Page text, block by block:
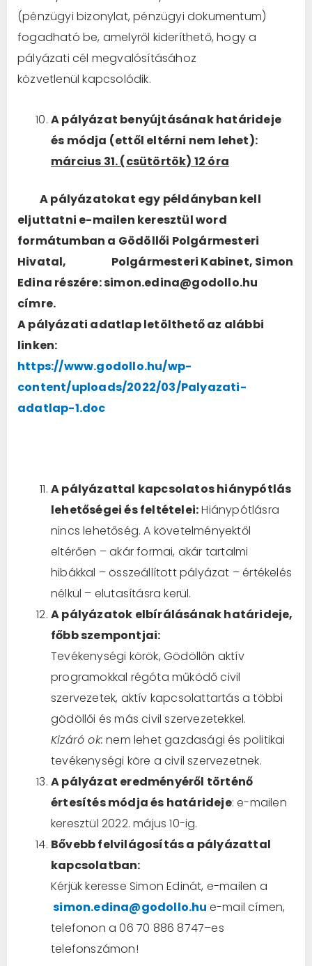
(pénzügyi bizonylat, pénzügyi dokumentum)
fogadható be, amelyről kideríthető, hogy a
pályázati cél megvalósításához
közvetlenül kapcsolódik.
A pályázat benyújtásának határideje
és módja (ettől eltérni nem lehet):
március 31. (csütörtök) 12 óra
A pályázatokat egy példányban kell
eljuttatni e-mailen keresztül word
formátumban a Gödöllői Polgármesteri
Hivatal, Polgármesteri Kabinet, Simon
Edina részére: simon.edina@godollo.hu
címre.
A pályázati adatlap letölthető az alábbi
linken:
https://www.godollo.hu/wp-
content/uploads/2022/03/Palyazati-
adatlap-1.doc
A pályázattal kapcsolatos hiánypótlás
lehetőségei és feltételei:Hiánypótlásra
nincs lehetőség. A követelményektől
eltérően – akár formai, akár tartalmi
hibákkal – összeállított pályázat – értékelés
nélkül – elutasításra kerül.
A pályázatok elbírálásának határideje,
főbb szempontjai:
Tevékenységi körök, Gödöllőn aktív
programokkal régóta működő civil
szervezetek, aktív kapcsolattartás a többi
gödöllői és más civil szervezetekkel.
Kizáró ok: nem lehet gazdasági és politikai
tevékenységi köre a civil szervezetnek.
A pályázat eredményéről történő
értesítés módja és határideje: e-mailen
keresztül 2022. május 10-ig.
Bővebb felvilágosítás a pályázattal
kapcsolatban:
Kérjük keresse Simon Edinát, e-mailen a
simon.edina@godollo.hu e-mail címen,
telefonon a 06 70 886 8747–es
telefonszámon!